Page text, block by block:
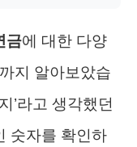
금에 대한 다양
지 알아보았습
’라고 생각했던
숫자를 확인하